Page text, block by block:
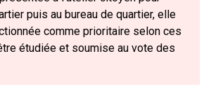
puis au bureau de quartier, elle
comme prioritaire selon ces
étudiée et soumise au vote des